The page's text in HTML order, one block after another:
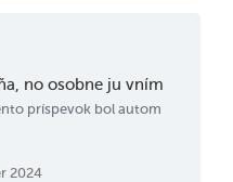
no osobne ju vním
príspevok bol autom
2024